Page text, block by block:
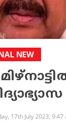
NEW
17th July 2023, 9:47